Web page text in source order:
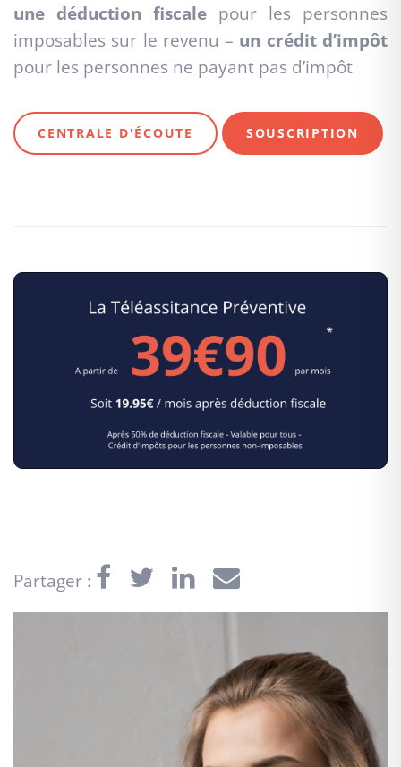
une déduction fiscale pour les personnes
imposables sur le revenu – un crédit d’impôt
pour les personnes ne payant pas d’impôt
CENTRALE D'ÉCOUTE SOUSCRIPTION
Partager :